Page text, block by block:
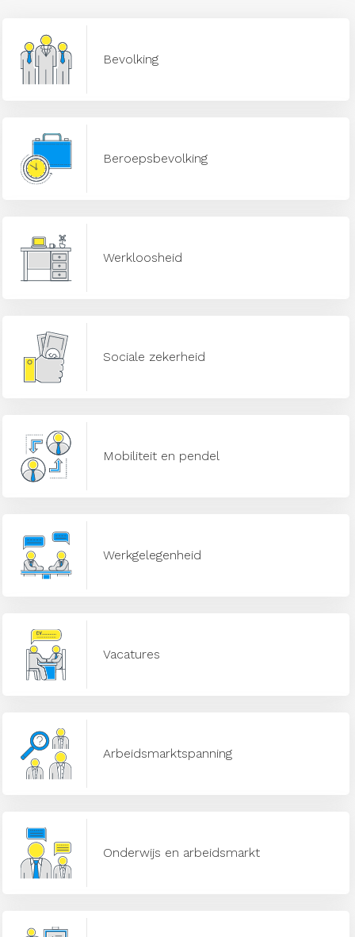
Bevolking
Beroepsbevolking
Werkloosheid
Sociale zekerheid
Mobiliteit en pendel
Werkgelegenheid
Vacatures
Arbeidsmarktspanning
Onderwijs en arbeidsmarkt